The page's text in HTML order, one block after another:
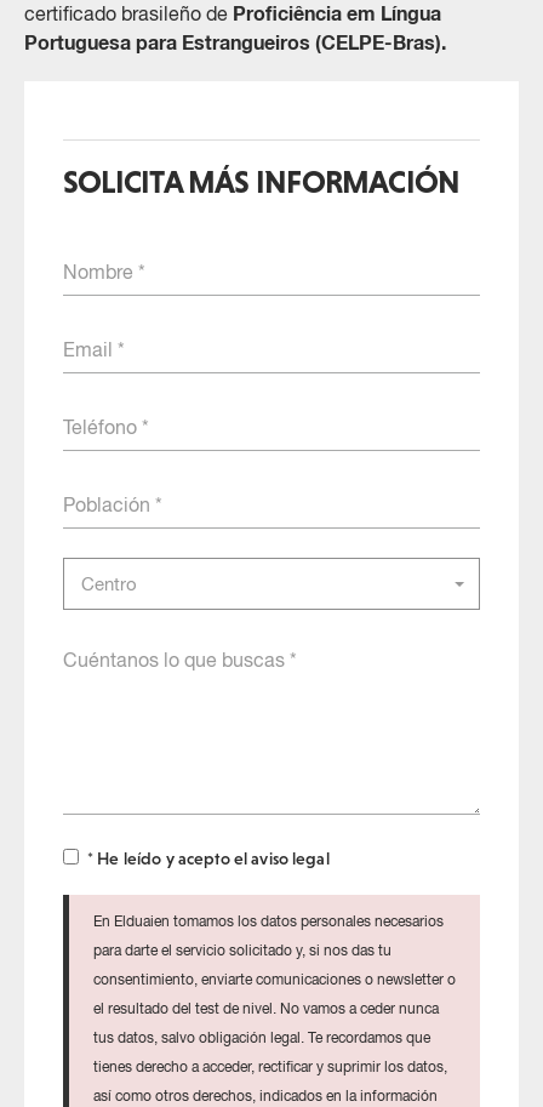
certificado brasileño de Proficiência em Língua
Portuguesa para Estrangueiros (CELPE-Bras).
SOLICITA MÁS INFORMACIÓN
Nombre
Email
Teléfono
Población
al
Centro
Cuéntanos
* He leído y acepto el aviso legal
En Elduaien tomamos los datos personales necesarios
para darte el servicio solicitado y, si nos das tu
consentimiento, enviarte comunicaciones o newsletter o
el resultado del test de nivel. No vamos a ceder nunca
tus datos, salvo obligación legal. Te recordamos que
tienes derecho a acceder, rectificar y suprimir los datos,
así como otros derechos, indicados en la información